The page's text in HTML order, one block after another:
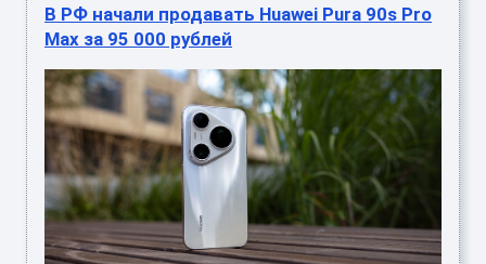
В РФ начали продавать Huawei Pura 90s Pro
Max за 95 000 рублей